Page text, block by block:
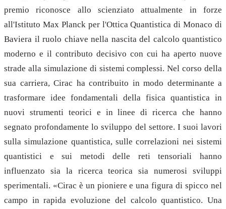
premio riconosce allo scienziato attualmente in forze
all'Istituto Max Planck per l'Ottica Quantistica di Monaco di
Baviera il ruolo chiave nella nascita del calcolo quantistico
moderno e il contributo decisivo con cui ha aperto nuove
strade alla simulazione di sistemi complessi. Nel corso della
sua carriera, Cirac ha contribuito in modo determinante a
trasformare idee fondamentali della fisica quantistica in
nuovi strumenti teorici e in linee di ricerca che hanno
segnato profondamente lo sviluppo del settore. I suoi lavori
sulla simulazione quantistica, sulle correlazioni nei sistemi
quantistici e sui metodi delle reti tensoriali hanno
influenzato sia la ricerca teorica sia numerosi sviluppi
sperimentali. «Cirac è un pioniere e una figura di spicco nel
campo in rapida evoluzione del calcolo quantistico. Una